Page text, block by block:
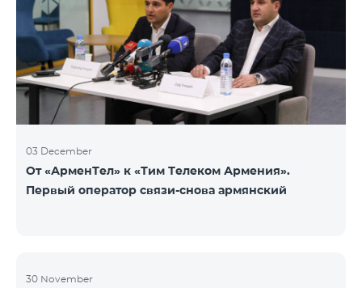
03 December
От «АрменТел» к «Тим Телеком Армения».
Первый оператор связи-снова армянский
30 November